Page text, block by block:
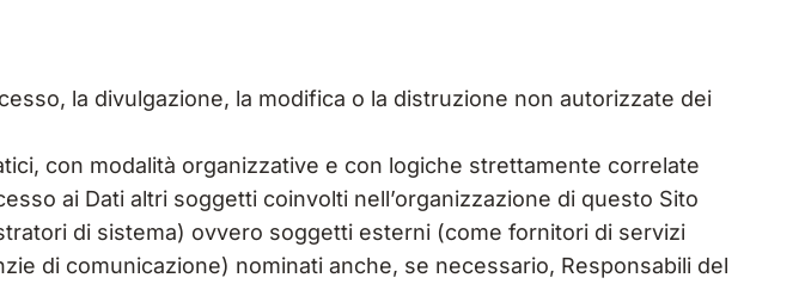
la divulgazione, la modifica o la distruzione non autorizzate dei
con modalità organizzative e con logiche strettamente correlate
ai Dati altri soggetti coinvolti nell’organizzazione di questo Sito
di sistema) ovvero soggetti esterni (come fornitori di servizi
di comunicazione) nominati anche, se necessario, Responsabili del